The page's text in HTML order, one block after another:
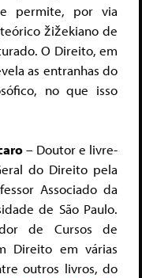
permite, por via
žižekiano de
O Direito, em
as entranhas do
no que isso
– Doutor e livre-
do Direito pela
Associado da
de São Paulo.
de Cursos de
Direito em várias
outros livros, do